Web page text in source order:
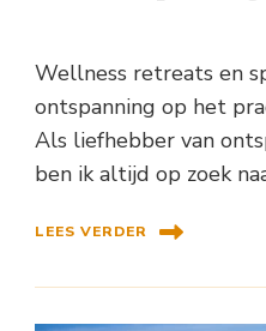
Wellness retreats en
ontspanning op het
Als liefhebber van
ben ik altijd op zoek
LEES VERDER